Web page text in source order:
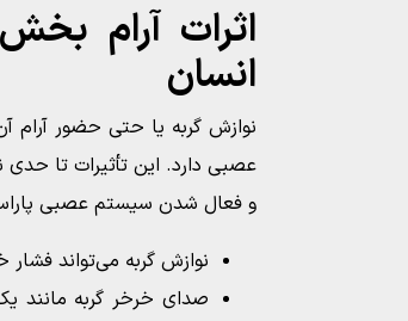
اثرات آرام
انسان
نوازش گربه یا حتی حضور آرام
عصبی دارد. این تأثیرات تا
و فعال شدن سیستم عصبی
نوازش گربه می‌تواند
صدای خرخر گربه مانند